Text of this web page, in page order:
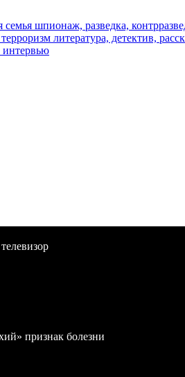
семья шпионаж, разведка,
терроризм литература, детектив,
интервью
признак болезни